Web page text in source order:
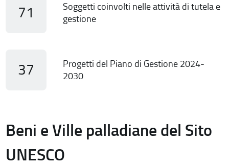
71
Soggetti coinvolti nelle attività di tutela e
gestione
37
Progetti del Piano di Gestione 2024-
2030
Beni e Ville palladiane del Sito
UNESCO